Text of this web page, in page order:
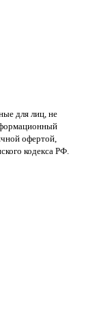
для лиц, не
офертой,
кодекса РФ.